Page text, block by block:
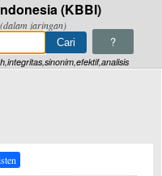
(KBBI)
jaringan)
?